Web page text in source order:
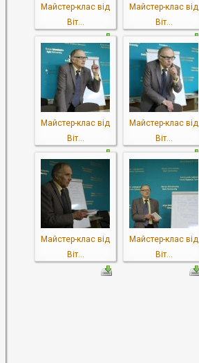
Майстер-клас від
Віт...
Майстер-клас від
Віт...
Майстер-клас від
Віт...
Майстер-клас від
Віт...
Майстер-клас від
Віт...
Майстер-клас від
Віт...